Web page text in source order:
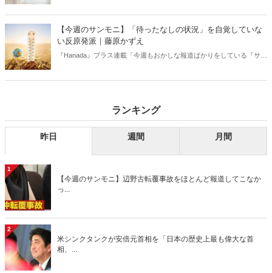
【今週のサンモニ】「待ったなしの状況」を自覚していな
い反原発派｜藤原かずえ
『Hanada』プラス連載「今週もおかしな報道ばかりをしている『サン
ランキング
昨日 週間 月間
1
【今週のサンモニ】辺野古転覆事故をほとんど報道してこなか
っ...
2
米シンクタンクが安倍元首相を「日本の歴史上最も偉大な首
相、...